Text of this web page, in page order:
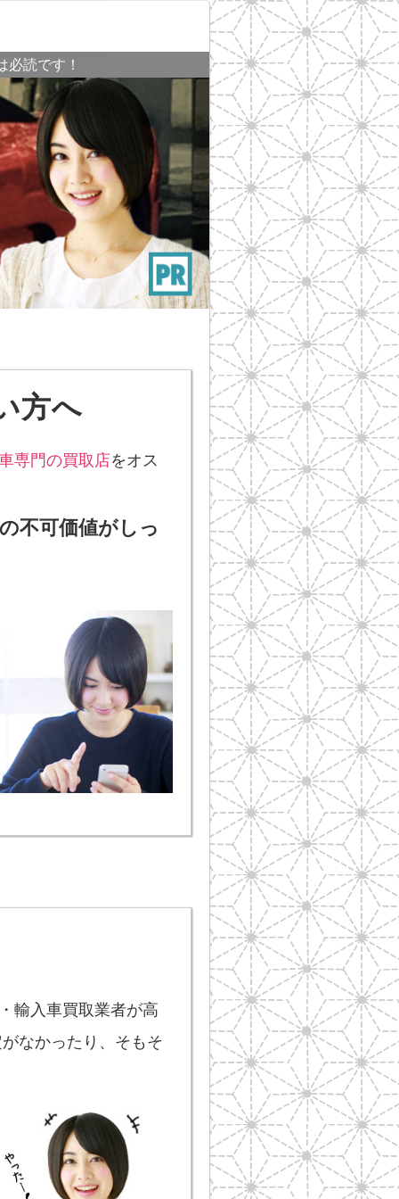
読です！
方へ
専門の買取店をオス
不可価値がしっ
輸入車買取業者が高
なかったり、そもそ